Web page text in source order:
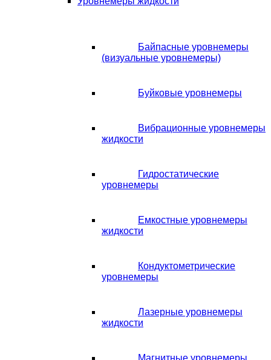
Байпасные уровнемеры
(визуальные уровнемеры)
Буйковые уровнемеры
Вибрационные уровнемеры
жидкости
Гидростатические
уровнемеры
Емкостные уровнемеры
жидкости
Кондуктометрические
уровнемеры
Лазерные уровнемеры
жидкости
Магнитные уровнемеры